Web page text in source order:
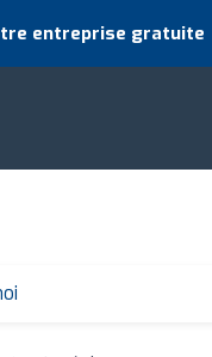
entreprise gratuite